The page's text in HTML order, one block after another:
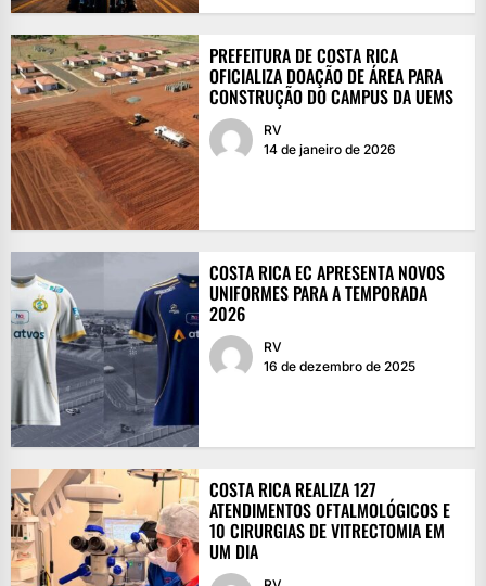
PREFEITURA DE COSTA RICA
OFICIALIZA DOAÇÃO DE ÁREA PARA
CONSTRUÇÃO DO CAMPUS DA UEMS
RV
14 de janeiro de 2026
COSTA RICA EC APRESENTA NOVOS
UNIFORMES PARA A TEMPORADA
2026
RV
16 de dezembro de 2025
COSTA RICA REALIZA 127
ATENDIMENTOS OFTALMOLÓGICOS E
10 CIRURGIAS DE VITRECTOMIA EM
UM DIA